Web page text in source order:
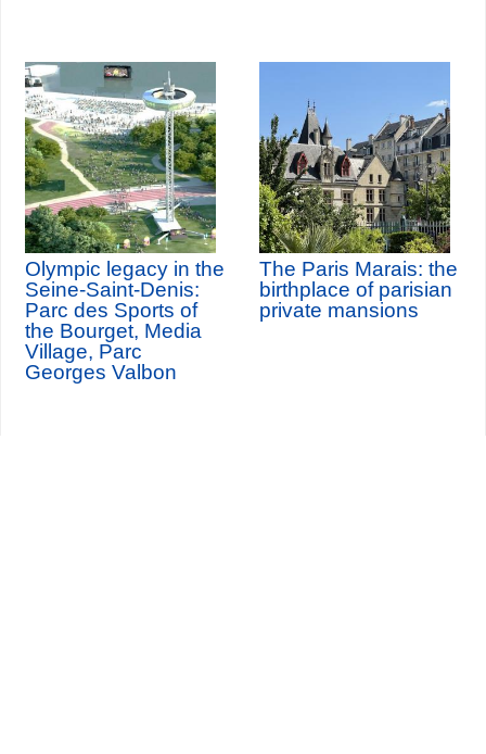
Olympic legacy in the
Seine-Saint-Denis:
Parc des Sports of
the Bourget, Media
Village, Parc
Georges Valbon
The Paris Marais: the
birthplace of parisian
private mansions